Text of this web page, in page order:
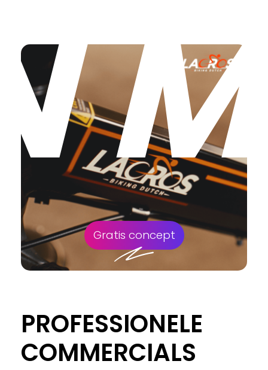
Gratis concept
PROFESSIONELE
COMMERCIALS